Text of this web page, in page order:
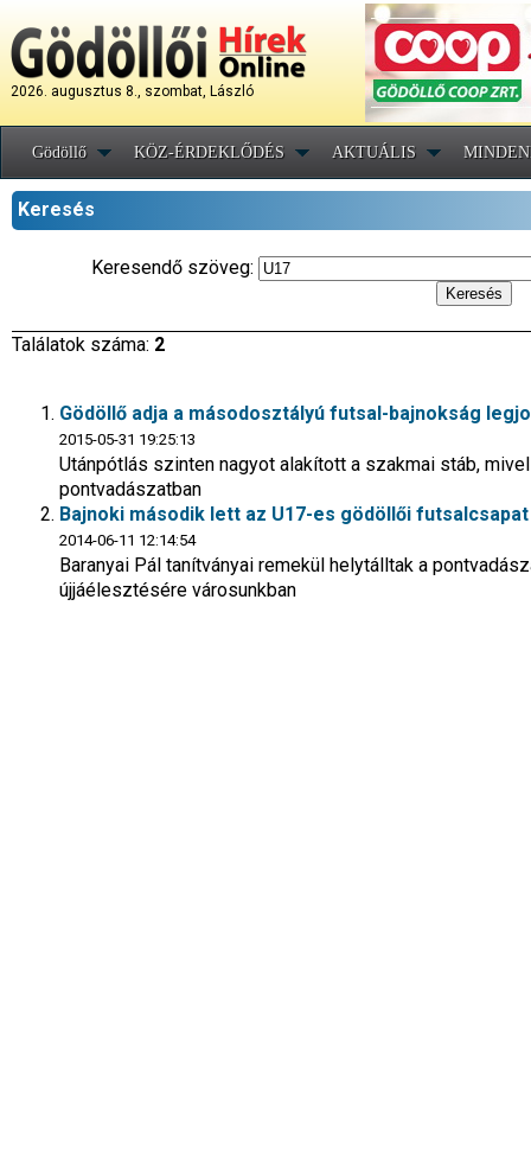
2026. augusztus 8., szombat, László
Gödöllő KÖZ-ÉRDEKLŐDÉS AKTUÁLIS
Keresés
Keresendő szöveg:
Találatok száma: 2
Gödöllő adja a másodosztályú futsal-bajnokság
2015-05-31 19:25:13
Utánpótlás szinten nagyot alakított a szakmai stáb,
pontvadászatban
Bajnoki második lett az U17-es gödöllői futsalcsapat
2014-06-11 12:14:54
Baranyai Pál tanítványai remekül helytálltak a
újjáélesztésére városunkban